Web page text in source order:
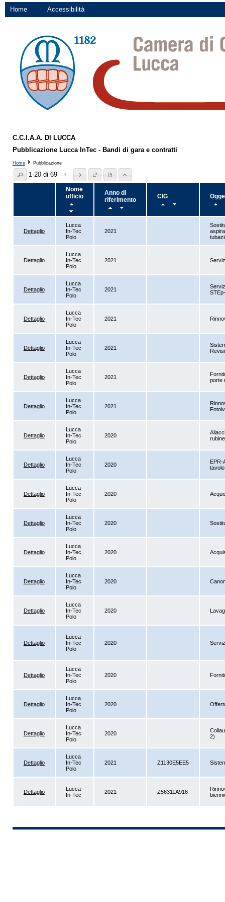
Home Accessibilità
C.C.I.A.A. DI LUCCA
Pubblicazione Lucca InTec - Bandi di gara e contratti
Home Pubblicazione
1-20 di 69
Nome
ufficio
Anno di
riferimento
CIG
Dettaglio
Lucca
In-Tec
Polo
2021
Dettaglio
Lucca
In-Tec
Polo
2021
Dettaglio
Lucca
In-Tec
Polo
2021
Dettaglio
Lucca
In-Tec
Polo
2021
Dettaglio
Lucca
In-Tec
Polo
2021
Dettaglio
Lucca
In-Tec
Polo
2021
porte
Dettaglio
Lucca
In-Tec
Polo
2021
Dettaglio
Lucca
In-Tec
Polo
2020
Dettaglio
Lucca
In-Tec
Polo
2020
EPR-
Dettaglio
Lucca
In-Tec
Polo
2020
Dettaglio
Lucca
In-Tec
Polo
2020
Dettaglio
Lucca
In-Tec
Polo
2020
Dettaglio
Lucca
In-Tec
Polo
2020
Dettaglio
Lucca
In-Tec
Polo
2020
Dettaglio
Lucca
In-Tec
Polo
2020
Dettaglio
Lucca
In-Tec
Polo
2020
Dettaglio
Lucca
In-Tec
Polo
2020
Dettaglio
Lucca
In-Tec
Polo
2020
2)
Dettaglio
Lucca
In-Tec
Polo
2021 Z1130E5EE5
Dettaglio
Lucca
In-Tec
2021 Z56311A916